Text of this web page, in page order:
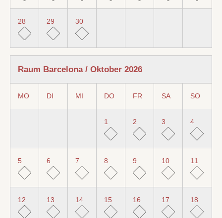
28 29 30
Raum Barcelona / Oktober 2026
MO DI MI DO FR SA SO
1 2 3 4
5 6 7 8 9 10 11
12 13 14 15 16 17 18